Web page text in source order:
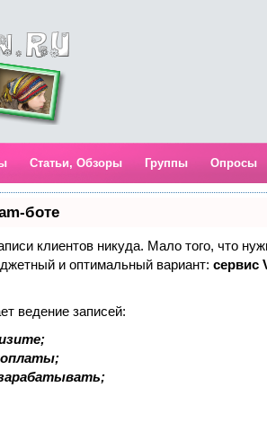
Статьи, Обзоры Группы Опросы
боте
клиентов никуда. Мало того, что
и оптимальный вариант: сервис
ведение записей: